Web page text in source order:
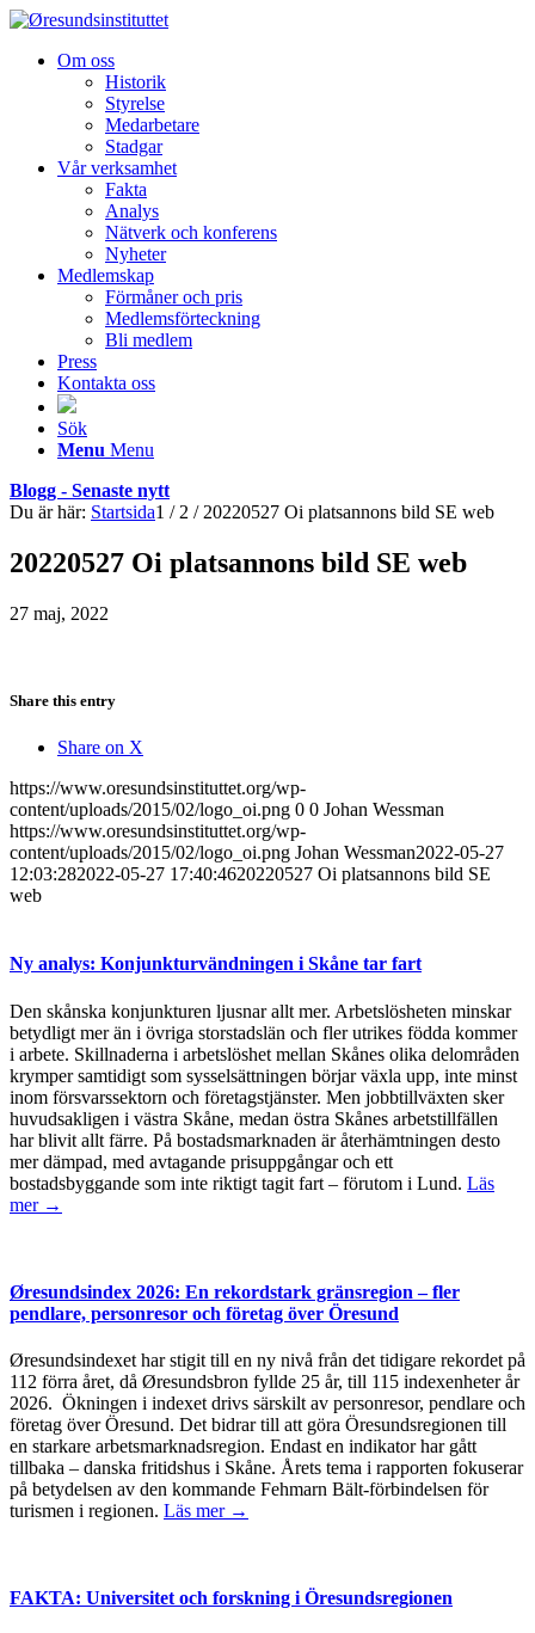
Om oss
Historik
Styrelse
Medarbetare
Stadgar
Vår verksamhet
Fakta
Analys
Nätverk och konferens
Nyheter
Medlemskap
Förmåner och pris
Medlemsförteckning
Bli medlem
Press
Kontakta oss
Sök
Menu Menu
Blogg - Senaste nytt
Du är här: Startsida1 / 2 / 20220527 Oi platsannons bild SE web
20220527 Oi platsannons bild SE web
27 maj, 2022
Share this entry
Share on X
https://www.oresundsinstituttet.org/wp-
content/uploads/2015/02/logo_oi.png 0 0 Johan Wessman
https://www.oresundsinstituttet.org/wp-
content/uploads/2015/02/logo_oi.png Johan Wessman2022-05-27
12:03:282022-05-27 17:40:4620220527 Oi platsannons bild SE
web
Ny analys: Konjunkturvändningen i Skåne tar fart
Den skånska konjunkturen ljusnar allt mer. Arbetslösheten minskar
betydligt mer än i övriga storstadslän och fler utrikes födda kommer
i arbete. Skillnaderna i arbetslöshet mellan Skånes olika delområden
krymper samtidigt som sysselsättningen börjar växla upp, inte minst
inom försvarssektorn och företagstjänster. Men jobbtillväxten sker
huvudsakligen i västra Skåne, medan östra Skånes arbetstillfällen
har blivit allt färre. På bostadsmarknaden är återhämtningen desto
mer dämpad, med avtagande prisuppgångar och ett
bostadsbyggande som inte riktigt tagit fart – förutom i Lund. Läs
mer →
Øresundsindex 2026: En rekordstark gränsregion – fler
pendlare, personresor och företag över Öresund
Øresundsindexet har stigit till en ny nivå från det tidigare rekordet på
112 förra året, då Øresundsbron fyllde 25 år, till 115 indexenheter år
2026. Ökningen i indexet drivs särskilt av personresor, pendlare och
företag över Öresund. Det bidrar till att göra Öresundsregionen till
en starkare arbetsmarknadsregion. Endast en indikator har gått
tillbaka – danska fritidshus i Skåne. Årets tema i rapporten fokuserar
på betydelsen av den kommande Fehmarn Bält-förbindelsen för
turismen i regionen. Läs mer →
FAKTA: Universitet och forskning i Öresundsregionen